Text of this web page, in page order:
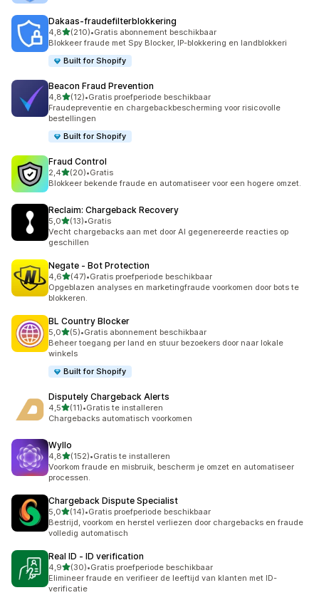
Dakaas‑fraudefilterblokkering
4,8van 5 sterren
(210)
210 recensies in totaal
•Gratis abonnement beschikbaar
Blokkeer fraude met Spy Blocker, IP-blokkering en landblokkeri
Built for Shopify
Beacon Fraud Prevention
4,8van 5 sterren
(12)
12 recensies in totaal
•Gratis proefperiode beschikbaar
Fraudepreventie en chargebackbescherming voor risicovolle
bestellingen
Built for Shopify
Fraud Control
2,4van 5 sterren
(20)
20 recensies in totaal
•Gratis
Blokkeer bekende fraude en automatiseer voor een hogere omzet.
Reclaim: Chargeback Recovery
5,0van 5 sterren
(13)
13 recensies in totaal
•Gratis
Vecht chargebacks aan met door AI gegenereerde reacties op
geschillen
Negate ‑ Bot Protection
4,6van 5 sterren
(47)
47 recensies in totaal
•Gratis proefperiode beschikbaar
Opgeblazen analyses en marketingfraude voorkomen door bots te
blokkeren.
BL Country Blocker
5,0van 5 sterren
(5)
5 recensies in totaal
•Gratis abonnement beschikbaar
Beheer toegang per land en stuur bezoekers door naar lokale
winkels
Built for Shopify
Disputely Chargeback Alerts
4,5van 5 sterren
(11)
11 recensies in totaal
•Gratis te installeren
Chargebacks automatisch voorkomen
Wyllo
4,8van 5 sterren
(152)
152 recensies in totaal
•Gratis te installeren
Voorkom fraude en misbruik, bescherm je omzet en automatiseer
processen.
Chargeback Dispute Specialist
5,0van 5 sterren
(14)
14 recensies in totaal
•Gratis proefperiode beschikbaar
Bestrijd, voorkom en herstel verliezen door chargebacks en fraude
volledig automatisch
Real ID ‑ ID verification
4,9van 5 sterren
(30)
30 recensies in totaal
•Gratis proefperiode beschikbaar
Elimineer fraude en verifieer de leeftijd van klanten met ID-
verificatie